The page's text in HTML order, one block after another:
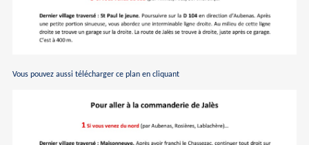
Vous pouvez aussi télécharger ce plan en cliquant